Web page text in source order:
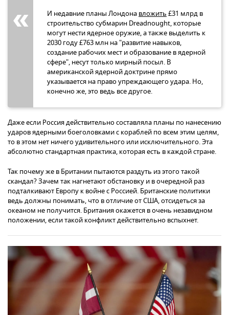
И недавние планы Лондона вложить £31 млрд в
строительство субмарин Dreadnought, которые
могут нести ядерное оружие, а также выделить к
2030 году £763 млн на "развитие навыков,
создание рабочих мест и образование в ядерной
сфере", несут только мирный посыл. В
американской ядерной доктрине прямо
указывается на право упреждающего удара. Но,
конечно же, это ведь все другое.
Даже если Россия действительно составляла планы по нанесению
ударов ядерными боеголовками с кораблей по всем этим целям,
то в этом нет ничего удивительного или исключительного. Эта
абсолютно стандартная практика, которая есть в каждой стране.
Так почему же в Британии пытаются раздуть из этого такой
скандал? Зачем так нагнетают обстановку и в очередной раз
подталкивают Европу к войне с Россией. Британские политики
ведь должны понимать, что в отличие от США, отсидеться за
океаном не получится. Британия окажется в очень незавидном
положении, если такой конфликт действительно вспыхнет.